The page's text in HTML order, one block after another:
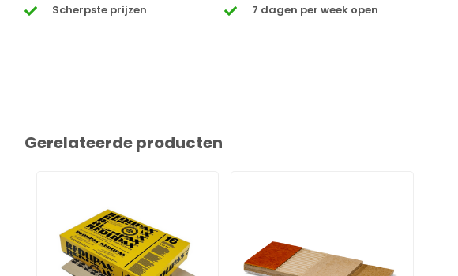
Scherpste prijzen 7 dagen per week open
Gerelateerde producten